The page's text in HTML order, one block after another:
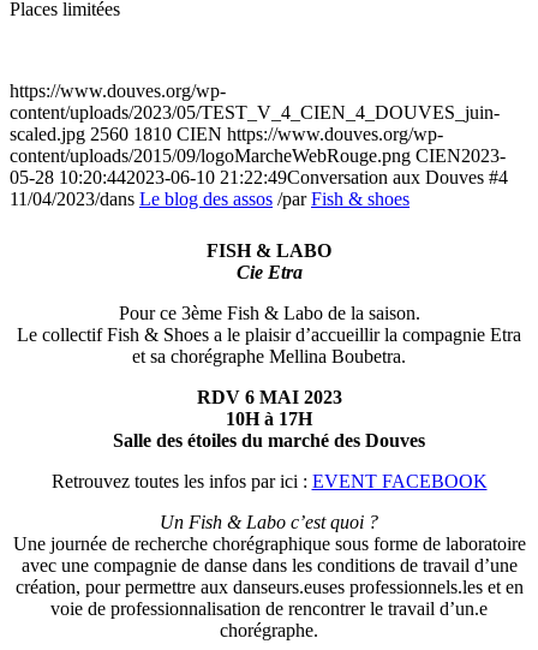
Places limitées
https://www.douves.org/wp-
content/uploads/2023/05/TEST_V_4_CIEN_4_DOUVES_juin-
scaled.jpg 2560 1810 CIEN https://www.douves.org/wp-
content/uploads/2015/09/logoMarcheWebRouge.png CIEN2023-
05-28 10:20:442023-06-10 21:22:49Conversation aux Douves #4
11/04/2023/dans Le blog des assos /parFish & shoes
FISH & LABO
Cie Etra
Pour ce 3ème Fish & Labo de la saison.
Le collectif Fish & Shoes a le plaisir d’accueillir la compagnie Etra
et sa chorégraphe Mellina Boubetra.
RDV 6 MAI 2023
10H à 17H
Salle des étoiles du marché des Douves
Retrouvez toutes les infos par ici : EVENT FACEBOOK
Un Fish & Labo c’est quoi ?
Une journée de recherche chorégraphique sous forme de laboratoire
avec une compagnie de danse dans les conditions de travail d’une
création, pour permettre aux danseurs.euses professionnels.les et en
voie de professionnalisation de rencontrer le travail d’un.e
chorégraphe.